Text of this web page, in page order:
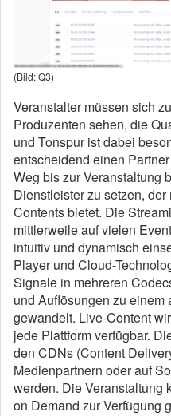
(Bild: Q3)
Veranstalter müssen sich
Produzenten sehen, die
und Tonspur ist dabei
entscheidend einen
Weg bis zur Veranstaltung
Dienstleister zu setzen,
Contents bietet. Die
mittlerweile auf vielen
intuitiv und dynamisch
Player und Cloud-
Signale in mehreren
und Auflösungen zu einem
gewandelt. Live-Content
jede Plattform verfügbar.
den CDNs (Content
Medienpartnern oder auf
werden. Die Veranstaltung
on Demand zur Verfügung